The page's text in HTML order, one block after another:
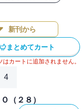
新刊から
まとめてカート
カートに追加されません。
4
（２８）